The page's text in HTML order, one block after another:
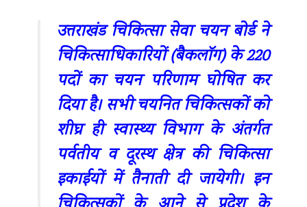
उत्तराखंड चिकित्सा सेवा चयन बोर्ड ने
चिकित्साधिकारियों (बैकलॉग) के 220
पदों का चयन परिणाम घोषित कर
दिया है। सभी चयनित चिकित्सकों को
शीघ्र ही स्वास्थ्य विभाग के अंतर्गत
पर्वतीय व दूरस्थ क्षेत्र की चिकित्सा
इकाईयों में तैनाती दी जायेगी। इन